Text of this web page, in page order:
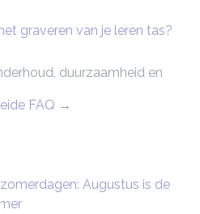
graveren van je leren tas?
duurzaamheid en
FAQ →
Augustus is de